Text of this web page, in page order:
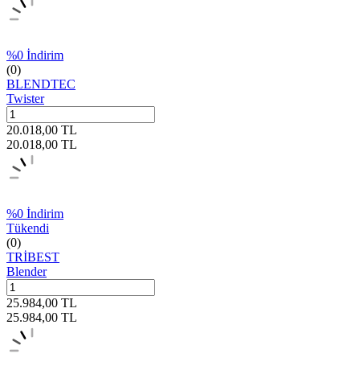
%0 İndirim
(0)
BLENDTEC
Twister
20.018,00 TL
20.018,00 TL
%0 İndirim
Tükendi
(0)
TRİBEST
Blender
25.984,00 TL
25.984,00 TL